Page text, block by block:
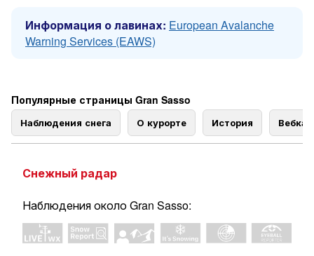
Информация о лавинах: European Avalanche
Warning Services (EAWS)
Популярные страницы Gran Sasso
Наблюдения снега О курорте История
Снежный радар
Наблюдения около Gran Sasso: